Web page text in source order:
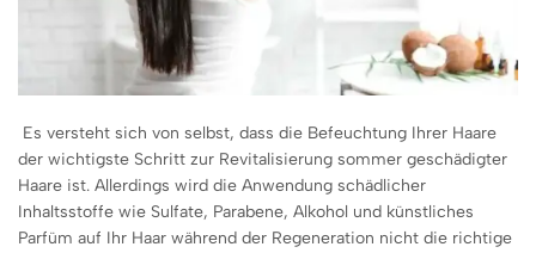
Es versteht sich von selbst, dass die Befeuchtung Ihrer Haare
der wichtigste Schritt zur Revitalisierung sommer geschädigter
Haare ist. Allerdings wird die Anwendung schädlicher
Inhaltsstoffe wie Sulfate, Parabene, Alkohol und künstliches
Parfüm auf Ihr Haar während der Regeneration nicht die richtige